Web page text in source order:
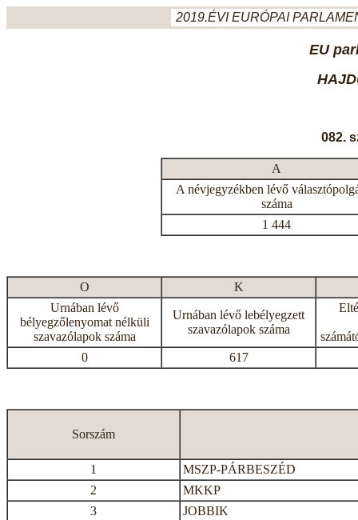
2019.ÉVI EURÓPAI
EU
082.
A
A névjegyzékben lévő
száma
1 444
O
K
Urnában lévő
bélyegzőlenyomat nélküli
szavazólapok száma
Urnában lévő lebélyegzett
szavazólapok száma
0
617
Sorszám
1
MSZP-PÁRBESZÉD
2
MKKP
3
JOBBIK